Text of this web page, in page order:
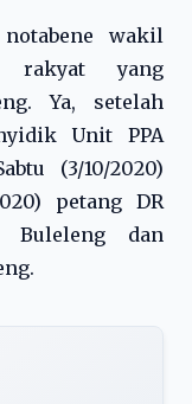
wakil
rakyat yang
Ya, setelah
Unit PPA
(3/10/2020)
petang DR
Buleleng dan